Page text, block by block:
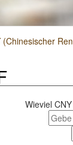
Wieviel